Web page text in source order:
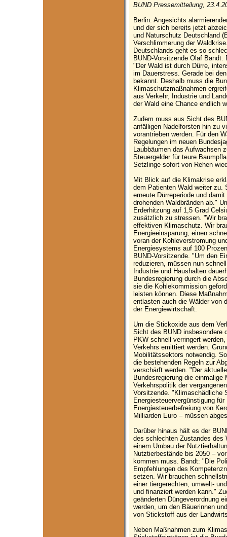
BUND Pressemitteilung,
Berlin. Angesichts
und der sich bereits jetzt
und Naturschutz Deutschland
Verschlimmerung der
Deutschlands geht es so
BUND-Vorsitzende Olaf
"Der Wald ist durch Dürre,
im Dauerstress. Gerade bei
bekannt. Deshalb muss die
Klimaschutzmaßnahmen
aus Verkehr, Industrie und
der Wald eine Chance endlich
Zudem muss aus Sicht des
anfälligen Nadelforsten hin zu
vorantrieben werden. Für den
Regelungen im neuen
Laubbäumen das Aufwachsen
Steuergelder für teure
Setzlinge sofort von Rehen
Mit Blick auf die Klimakrise
dem Patienten Wald weiter zu.
erneute Dürreperiode und
drohenden Waldbränden ab."
Erderhitzung auf 1,5 Grad
zusätzlich zu stressen. "Wir
effektiven Klimaschutz. Wir
Energieeinsparung, einen
voran der Kohleverstromung
Energiesystems auf 100
BUND-Vorsitzende. "Um den
reduzieren, müssen nun
Industrie und Haushalten
Bundesregierung durch die
sie die Kohlekommission
leisten können. Diese
entlasten auch die Wälder von
der Energiewirtschaft.
Um die Stickoxide aus dem
Sicht des BUND insbesondere
PKW schnell verringert
Verkehrs emittiert werden.
Mobilitätssektors notwendig.
die bestehenden Regeln zur
verschärft werden. "Der
Bundesregierung die
Verkehrspolitik der
Vorsitzende. "Klimaschädliche
Energiesteuervergünstigung
Energiesteuerbefreiung von
Milliarden Euro – müssen
Darüber hinaus hält es der
des schlechten Zustandes des
einem Umbau der
Nutztierbestände bis 2050 –
kommen muss. Bandt: "Die
Empfehlungen des
setzen. Wir brauchen
einer tiergerechten, umwelt-
und finanziert werden kann."
geänderten Düngeverordnung
werden, um den Bäuerinnen
von Stickstoff aus der
Neben Maßnahmen zum